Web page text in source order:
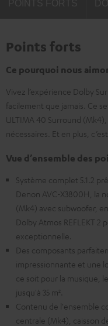
Points forts
Ce pourquoi nous
Vivez l’expérience Dolby
facilement que jamais. Ce
ULTIMA 40 Surround
nécessaires. Et en plus,
Vue d’ensemble des
Système complet 5.1.2
Denon AVC-X3800H, la
(Mk4) avec subwoofer,
Dolby Atmos REFLEKT
exceptionnelle.
Des composants
impressionnante et une
ce soit pour la musique,
jusqu'à 35 m².
Contenu de l'ensemble
centrale (Mk4), caisson